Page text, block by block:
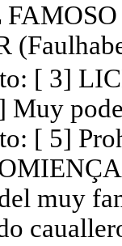
[ 3]
Muy
[ 5]
muy